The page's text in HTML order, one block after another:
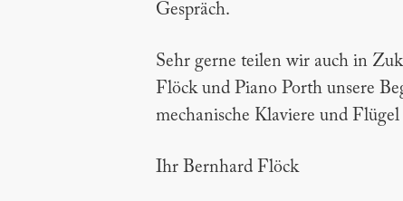
Gespräch.
Sehr gerne teilen wir auch in
Flöck und Piano Porth unsere
mechanische Klaviere und
Ihr Bernhard Flöck